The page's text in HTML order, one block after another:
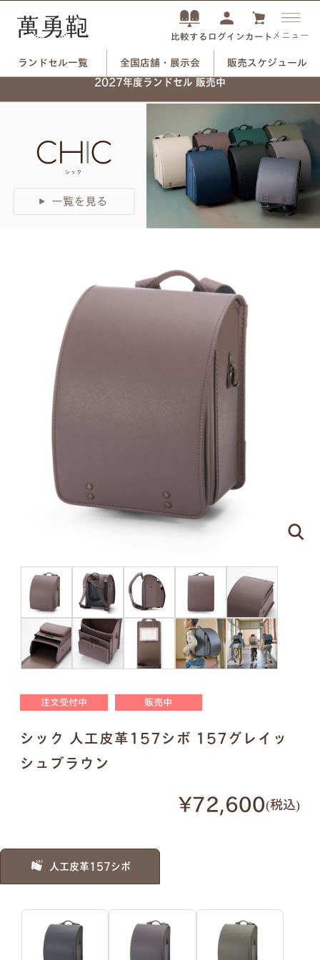
比較する ログイン カート メニュー
販売スケジュール
ランドセル一覧
全国店舗・展示会
2027年度ランドセル 販売中
注文受付中 販売中
シック 人工皮革157シボ 157グレイッ
シュブラウン
¥72,600 税込
人工皮革157シボ
ピンクゴールド×ハートのモチーフ
刻印する文字について
ネームプレートはご注文の際に刻印する文字をア
ルファベットでご指定ください。（スペースやドッ
トを含めて 16文字
書体は下記の明朝体と筆記体の2種類からお選び
明朝体 筆記体
明朝体 筆記体
違いないかご確認ください。
●様々なパターンで印字が可能です。下記は入力例
例2）苗字を略称 明朝体
例3）下の名前のみ 明朝体
例5）苗字を略称 筆記体 例6）下の名前のみ 筆記体